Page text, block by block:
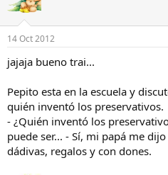
14 Oct 2012
jajaja bueno trai...
Pepito esta en la escuela y
quién inventó los preservativos.
- ¿Quién inventó los
puede ser... - Sí, mi papá me
dádivas, regalos y con dones.